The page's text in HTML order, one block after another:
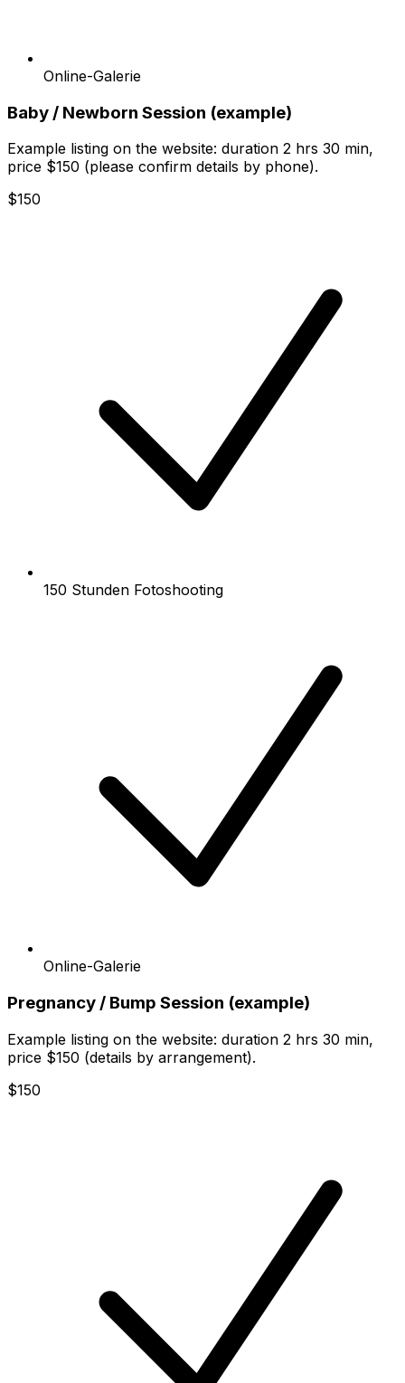
Online-Galerie
Baby / Newborn Session (example)
Example listing on the website: duration 2 hrs 30 min,
price $150 (please confirm details by phone).
$150
150 Stunden Fotoshooting
Online-Galerie
Pregnancy / Bump Session (example)
Example listing on the website: duration 2 hrs 30 min,
price $150 (details by arrangement).
$150